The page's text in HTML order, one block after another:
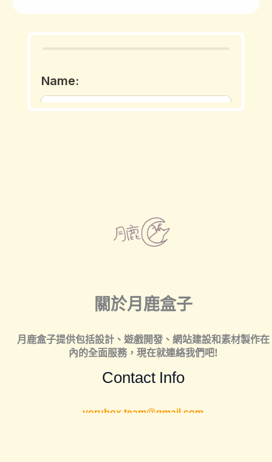
關於月鹿盒子
月鹿盒子提供包括設計、 遊戲開發、 網站建設和素材製作在
內的全面服務，現在就連絡我們吧!
Contact Info
yorubox.team@gmail.com